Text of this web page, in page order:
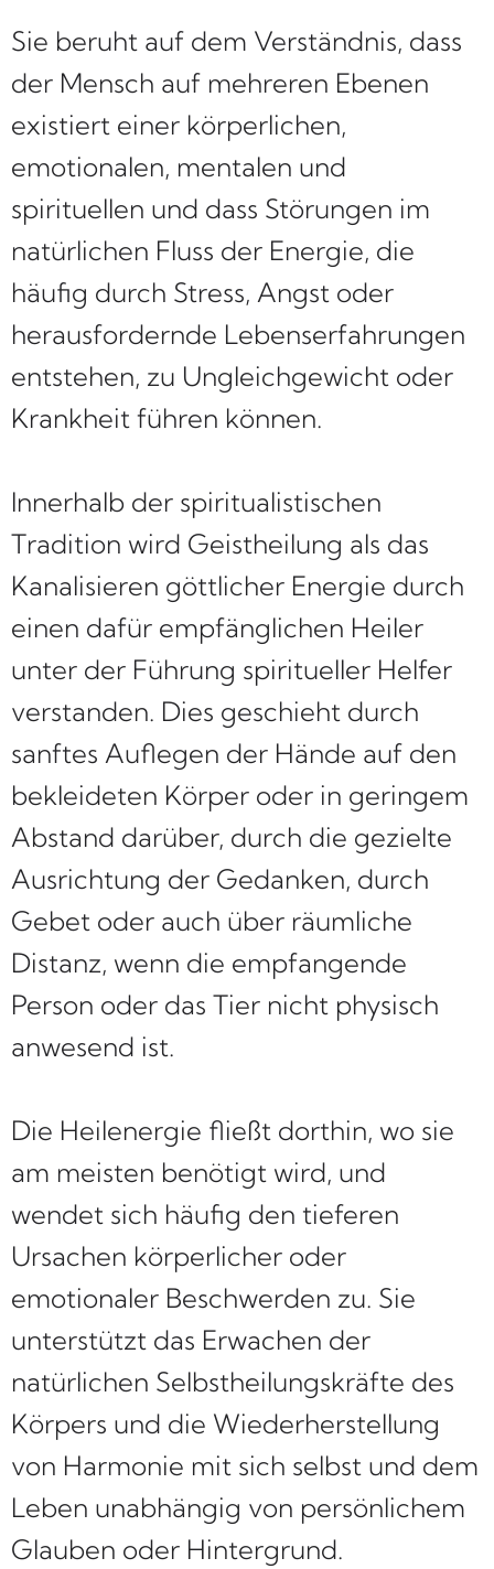
Sie beruht auf dem Verständnis, dass
der Mensch auf mehreren Ebenen
existiert einer körperlichen,
emotionalen, mentalen und
spirituellen und dass Störungen im
natürlichen Fluss der Energie, die
häufig durch Stress, Angst oder
herausfordernde Lebenserfahrungen
entstehen, zu Ungleichgewicht oder
Krankheit führen können.
Innerhalb der spiritualistischen
Tradition wird Geistheilung als das
Kanalisieren göttlicher Energie durch
einen dafür empfänglichen Heiler
unter der Führung spiritueller Helfer
verstanden. Dies geschieht durch
sanftes Auflegen der Hände auf den
bekleideten Körper oder in geringem
Abstand darüber, durch die gezielte
Ausrichtung der Gedanken, durch
Gebet oder auch über räumliche
Distanz, wenn die empfangende
Person oder das Tier nicht physisch
anwesend ist.
Die Heilenergie fließt dorthin, wo sie
am meisten benötigt wird, und
wendet sich häufig den tieferen
Ursachen körperlicher oder
emotionaler Beschwerden zu. Sie
unterstützt das Erwachen der
natürlichen Selbstheilungskräfte des
Körpers und die Wiederherstellung
von Harmonie mit sich selbst und dem
Leben unabhängig von persönlichem
Glauben oder Hintergrund.